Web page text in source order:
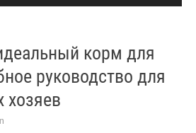
корм для
руководство для
хозяев